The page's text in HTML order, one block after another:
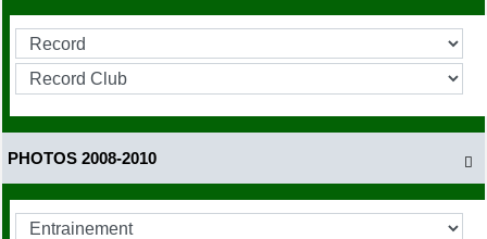

PHOTOS 2008-2010